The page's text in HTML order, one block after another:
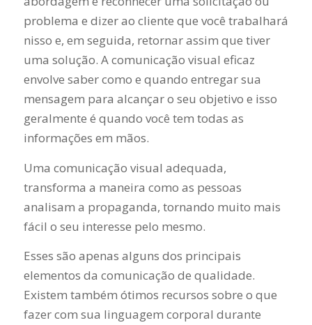
problema e dizer ao cliente que você trabalhará
nisso e, em seguida, retornar assim que tiver
uma solução. A comunicação visual eficaz
envolve saber como e quando entregar sua
mensagem para alcançar o seu objetivo e isso
geralmente é quando você tem todas as
informações em mãos.
Uma comunicação visual adequada,
transforma a maneira como as pessoas
analisam a propaganda, tornando muito mais
fácil o seu interesse pelo mesmo.
Esses são apenas alguns dos principais
elementos da comunicação de qualidade.
Existem também ótimos recursos sobre o que
fazer com sua linguagem corporal durante